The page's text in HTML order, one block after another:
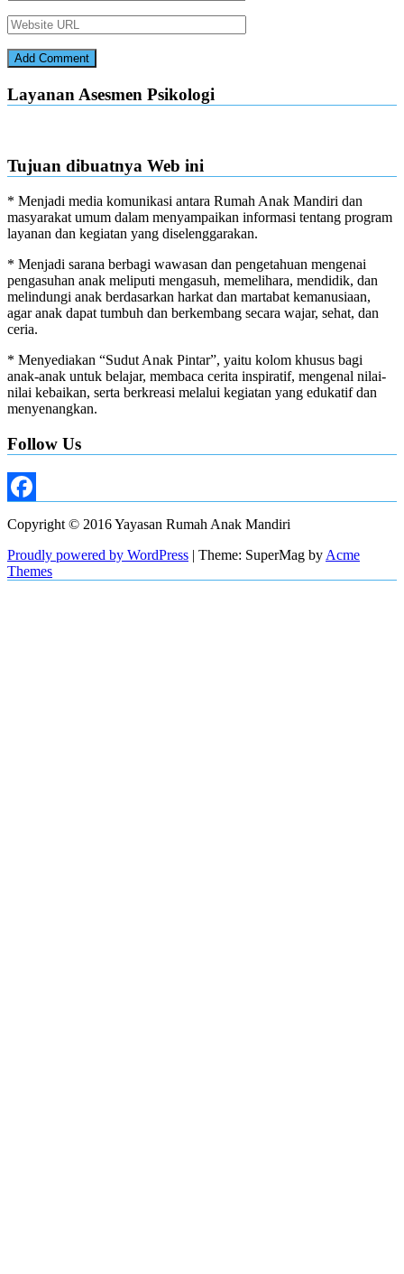
Layanan Asesmen Psikologi
Tujuan dibuatnya Web ini
* Menjadi media komunikasi antara Rumah Anak Mandiri dan
masyarakat umum dalam menyampaikan informasi tentang program
layanan dan kegiatan yang diselenggarakan.
* Menjadi sarana berbagi wawasan dan pengetahuan mengenai
pengasuhan anak meliputi mengasuh, memelihara, mendidik, dan
melindungi anak berdasarkan harkat dan martabat kemanusiaan,
agar anak dapat tumbuh dan berkembang secara wajar, sehat, dan
ceria.
* Menyediakan “Sudut Anak Pintar”, yaitu kolom khusus bagi
anak-anak untuk belajar, membaca cerita inspiratif, mengenal nilai-
nilai kebaikan, serta berkreasi melalui kegiatan yang edukatif dan
menyenangkan.
Follow Us
Copyright © 2016 Yayasan Rumah Anak Mandiri
Proudly powered by WordPress | Theme: SuperMag by Acme
Themes